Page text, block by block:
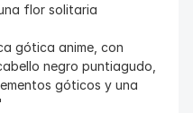
flor solitaria
gótica anime, con
negro puntiagudo,
góticos y una